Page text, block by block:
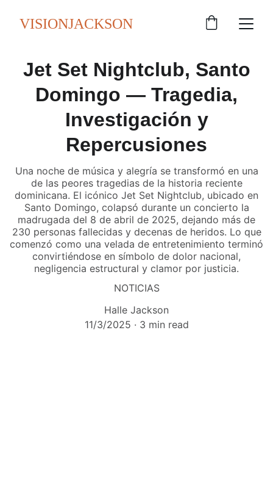
VISIONJACKSON
Jet Set Nightclub, Santo
Domingo — Tragedia,
Investigación y
Repercusiones
Una noche de música y alegría se transformó en una
de las peores tragedias de la historia reciente
dominicana. El icónico Jet Set Nightclub, ubicado en
Santo Domingo, colapsó durante un concierto la
madrugada del 8 de abril de 2025, dejando más de
230 personas fallecidas y decenas de heridos. Lo que
comenzó como una velada de entretenimiento terminó
convirtiéndose en símbolo de dolor nacional,
negligencia estructural y clamor por justicia.
NOTICIAS
Halle Jackson
11/3/2025
3 min read